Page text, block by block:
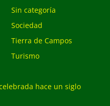
Sin categoría
Sociedad
Tierra de Campos
Turismo
hace un siglo